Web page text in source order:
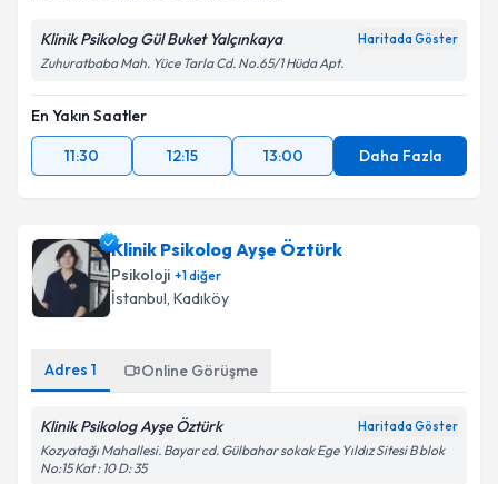
Klinik Psikolog Gül Buket Yalçınkaya Haritada Göster
Zuhuratbaba Mah. Yüce Tarla Cd. No.65/1 Hüda Apt.
En Yakın Saatler
11:30
12:15 13:00 Daha Fazla
Klinik Psikolog Ayşe Öztürk
Psikoloji +1diğer
İstanbul, Kadıköy
Adres 1 Online Görüşme
Klinik Psikolog Ayşe Öztürk Haritada Göster
Kozyatağı Mahallesi. Bayar cd. Gülbahar sokak Ege Yıldız Sitesi B blok
No:15 Kat : 10 D: 35